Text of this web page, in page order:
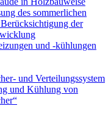
des sommerlichen
der
und -kühlungen
und Verteilungssystem
und Kühlung von